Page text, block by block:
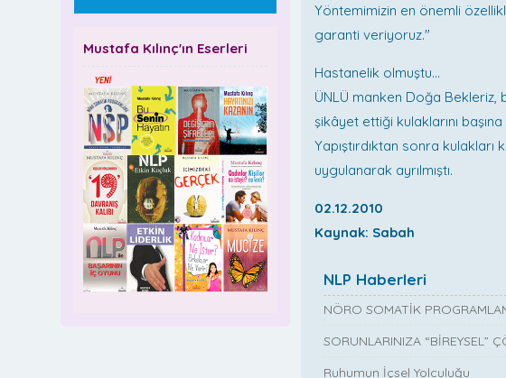
Mustafa Kılınç'ın Eserleri
Yöntemimizin en önemli
garanti veriyoruz."
Hastanelik olmuştu...
ÜNLÜ manken Doğa Bekleriz,
şikâyet ettiği kulaklarını başına
Yapıştırdıktan sonra
uygulanarak ayrılmıştı.
02.12.2010
Kaynak: Sabah
NLP Haberleri
NÖRO SOMATİK
SORUNLARINIZA “BİREYSEL”
Ruhumun İçsel Yolculuğu